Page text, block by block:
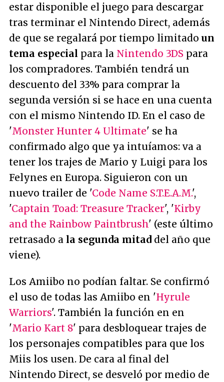
estar disponible el juego para descargar
tras terminar el Nintendo Direct, además
de que se regalará por tiempo limitado un
tema especial para la Nintendo 3DS para
los compradores. También tendrá un
descuento del 33% para comprar la
segunda versión si se hace en una cuenta
con el mismo Nintendo ID. En el caso de
'Monster Hunter 4 Ultimate' se ha
confirmado algo que ya intuíamos: va a
tener los trajes de Mario y Luigi para los
Felynes en Europa. Siguieron con un
nuevo trailer de 'Code Name S.T.E.A.M.',
'Captain Toad: Treasure Tracker', 'Kirby
and the Rainbow Paintbrush' (este último
retrasado a la segunda mitad del año que
viene).
Los Amiibo no podían faltar. Se confirmó
el uso de todas las Amiibo en 'Hyrule
Warriors'. También la función en en
'Mario Kart 8' para desbloquear trajes de
los personajes compatibles para que los
Miis los usen. De cara al final del
Nintendo Direct, se desveló por medio de